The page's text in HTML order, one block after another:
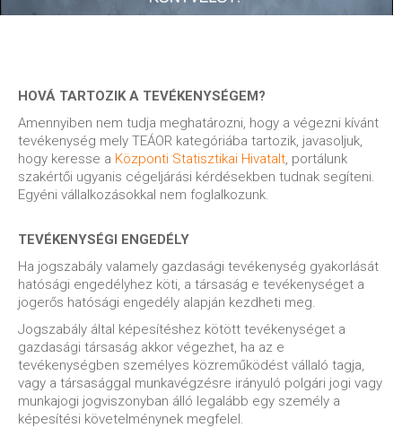
HOVÁ TARTOZIK A TEVÉKENYSÉGEM?
Amennyiben nem tudja meghatározni, hogy a végezni kívánt
tevékenység mely TEÁOR kategóriába tartozik, javasoljuk,
hogy keresse a Központi Statisztikai Hivatalt , portálunk
szakértői ugyanis cégeljárási kérdésekben tudnak segíteni.
Egyéni vállalkozásokkal nem foglalkozunk.
TEVÉKENYSÉGI ENGEDÉLY
Ha jogszabály valamely gazdasági tevékenység gyakorlását
hatósági engedélyhez köti, a társaság e tevékenységet a
jogerős hatósági engedély alapján kezdheti meg.
Jogszabály által képesítéshez kötött tevékenységet a
gazdasági társaság akkor végezhet, ha az e
tevékenységben személyes közreműködést vállaló tagja,
vagy a társasággal munkavégzésre irányuló polgári jogi vagy
munkajogi jogviszonyban álló legalább egy személy a
képesítési követelménynek megfelel.